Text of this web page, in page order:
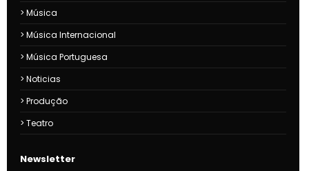
Música
Música Internacional
Música Portuguesa
Noticias
Produção
Teatro
Newsletter